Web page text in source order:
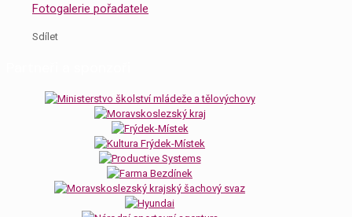
Fotogalerie pořadatele
Sdílet